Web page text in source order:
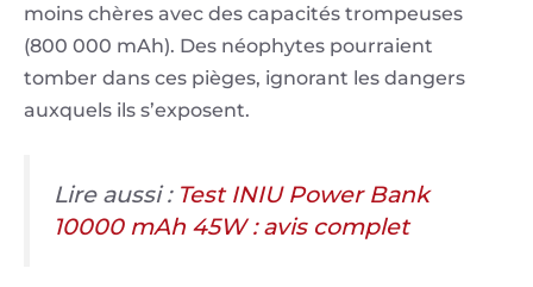
moins chères avec des capacités trompeuses
(800 000 mAh). Des néophytes pourraient
tomber dans ces pièges, ignorant les dangers
auxquels ils s’exposent.
Lire aussi : Test INIU Power Bank
10000 mAh 45W : avis complet